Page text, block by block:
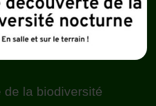
de la biodiversité